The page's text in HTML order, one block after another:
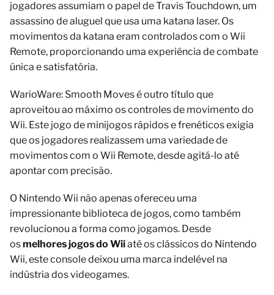
jogadores assumiam o papel de Travis Touchdown, um
assassino de aluguel que usa uma katana laser. Os
movimentos da katana eram controlados com o Wii
Remote, proporcionando uma experiência de combate
única e satisfatória.
WarioWare: Smooth Moves é outro título que
aproveitou ao máximo os controles de movimento do
Wii. Este jogo de minijogos rápidos e frenéticos exigia
que os jogadores realizassem uma variedade de
movimentos com o Wii Remote, desde agitá-lo até
apontar com precisão.
O Nintendo Wii não apenas ofereceu uma
impressionante biblioteca de jogos, como também
revolucionou a forma como jogamos. Desde
osmelhores jogos do Wiiaté os clássicos do Nintendo
Wii, este console deixou uma marca indelével na
indústria dos videogames.